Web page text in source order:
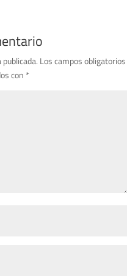
Los campos obligatorios
con *